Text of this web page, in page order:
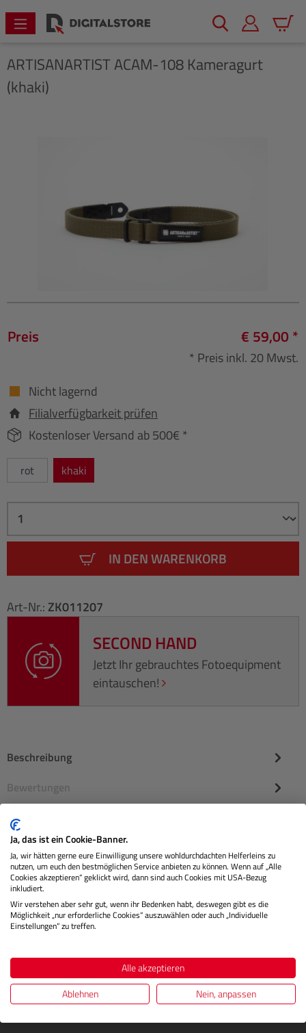
springen
ARTISANARTISTACAM-108 Kameragurt
(khaki)
Preis € 59,00 *
* Preis inkl. 20 Mwst.
Nicht lagernd
Filialverfügbarkeit prüfen
Kostenloser Versand ab 500€ *
rot khaki
IN DEN WARENKORB
Art-Nr.: ZK011207
SECOND HAND
Jetzt Ihr gebrauchtes Fotoequipment
eintauschen!
Beschreibung
Bewertungen
Sie erhalten von uns:
Sofortrabatte
Infos über spannende Fotografie-Workshops für
Einsteiger & Profis
Ja, das ist ein Cookie-Banner.
Ja, wir hätten gerne eure Einwilligung unsere wohldurchdachten Helferleins zu
nutzen, um euch den bestmöglichen Service anbieten zu können. Wenn auf „Alle
Cookies akzeptieren“ geklickt wird, dann sind auch Cookies mit USA-Bezug
inkludiert.
Wir verstehen aber sehr gut, wenn ihr Bedenken habt, deswegen gibt es die
Möglichkeit „nur erforderliche Cookies“ auszuwählen oder auch „Individuelle
Einstellungen“ zu treffen.
Alle akzeptieren
Ablehnen
Nein, anpassen